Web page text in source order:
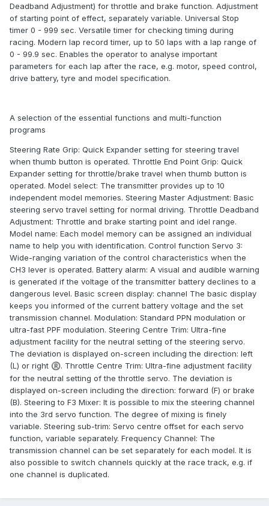
Deadband Adjustment) for throttle and brake function. Adjustment
of starting point of effect, separately variable. Universal Stop
timer 0 - 999 sec. Versatile timer for checking timing during
racing. Modern lap record timer, up to 50 laps with a lap range of
0 - 99.9 sec. Enables the operator to analyse important
parameters for each lap after the race, e.g. motor, speed control,
drive battery, tyre and model specification.
A selection of the essential functions and multi-function
programs
Steering Rate Grip: Quick Expander setting for steering travel
when thumb button is operated. Throttle End Point Grip: Quick
Expander setting for throttle/brake travel when thumb button is
operated. Model select: The transmitter provides up to 10
independent model memories. Steering Master Adjustment: Basic
steering servo travel setting for normal driving. Throttle Deadband
Adjustment: Throttle and brake starting point and idel range.
Model name: Each model memory can be assigned an individual
name to help you with identification. Control function Servo 3:
Wide-ranging variation of the control characteristics when the
CH3 lever is operated. Battery alarm: A visual and audible warning
is generated if the voltage of the transmitter battery declines to a
dangerous level. Basic screen display: channel The basic display
keeps you informed of the current battery voltage and the set
transmission channel. Modulation: Standard PPN modulation or
ultra-fast PPF modulation. Steering Centre Trim: Ultra-fine
adjustment facility for the neutral setting of the steering servo.
The deviation is displayed on-screen including the direction: left
(L) or right ®. Throttle Centre Trim: Ultra-fine adjustment facility
for the neutral setting of the throttle servo. The deviation is
displayed on-screen including the direction: forward (F) or brake
(B). Steering to F3 Mixer: It is possible to mix the steering channel
into the 3rd servo function. The degree of mixing is finely
variable. Steering sub-trim: Servo centre offset for each servo
function, variable separately. Frequency Channel: The
transmission channel can be set separately for each model. It is
also possible to switch channels quickly at the race track, e.g. if
one channel is duplicated.